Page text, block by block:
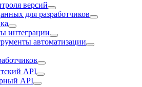
версий
для разработчиков
интеграции
автоматизации
API
API